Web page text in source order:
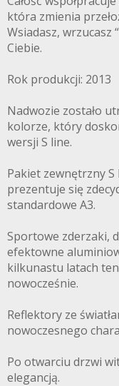
która zmienia
Wsiadasz, wrzucasz
Ciebie.
Rok produkcji: 2013
Nadwozie zostało
kolorze, który
wersji S line.
Pakiet zewnętrzny
prezentuje się
standardowe A3.
Sportowe zderzaki,
efektowne
kilkunastu latach
nowocześnie.
Reflektory ze
nowoczesnego
Po otwarciu drzwi
elegancją.